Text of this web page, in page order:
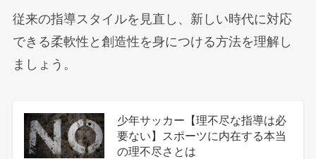
従来の指導スタイルを見直し、新しい時代に対応
できる柔軟性と創造性を身につける方法を理解し
ましょう。
少年サッカー【理不尽な指導は必
要ない】スポーツに内在する本当
の理不尽さとは